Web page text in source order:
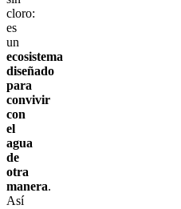
cloro:
es
un
ecosistema
diseñado
para
convivir
con
el
agua
de
otra
manera.
Así